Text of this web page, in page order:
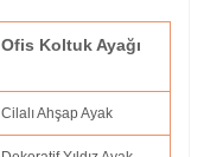
Ofis Koltuk Ayağı
Cilalı Ahşap Ayak